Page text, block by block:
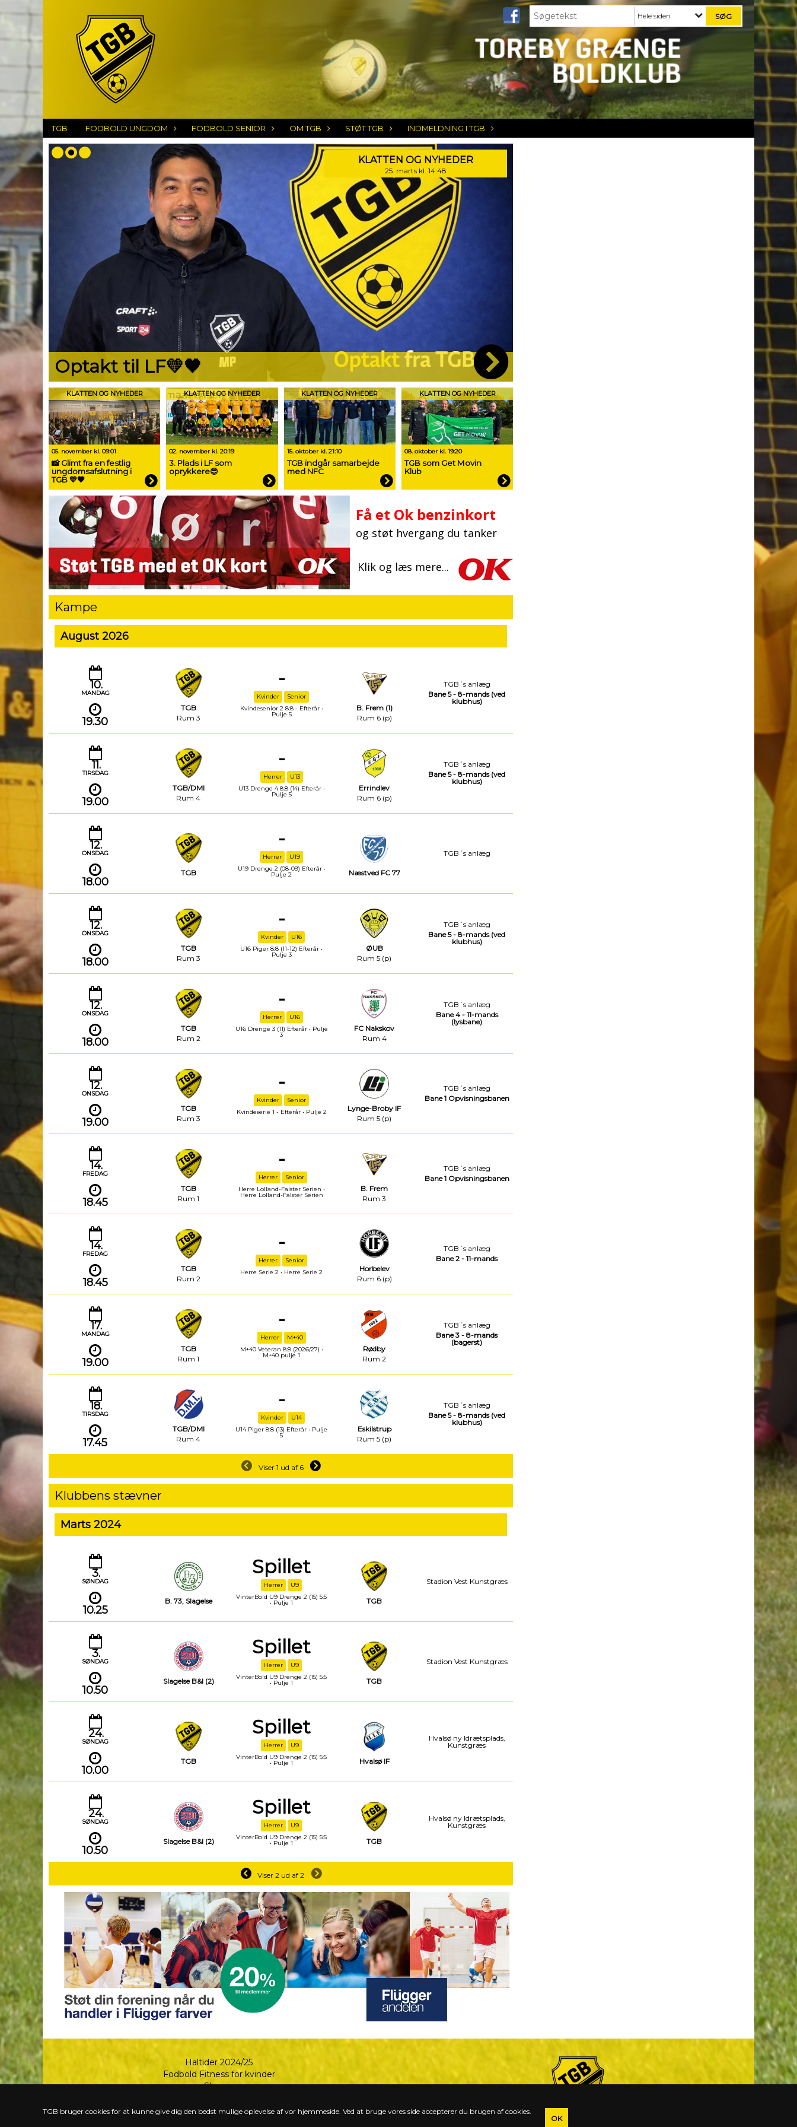
Hele siden
TGB FODBOLD UNGDOM FODBOLD SENIOR OM TGB STØT TGB INDMELDNING I TGB
KLATTEN OG NYHEDER
25. marts kl. 14:48
Optakt til LF💛🖤 Mindeord over Kurt Nielsen
KLATTEN OG NYHEDER
05. november kl. 09:01
📸 Glimt fra en festlig
ungdomsafslutning i
TGB 💛🖤
KLATTEN OG NYHEDER
02. november kl. 20:19
3. Plads i LF som
oprykkere😎
KLATTEN OG NYHEDER
15. oktober kl. 21:10
TGB indgår samarbejde
med NFC
KLATTEN OG NYHEDER
08. oktober kl. 19:20
TGB som Get Movin
Klub
Kampe
August 2026
10.
MANDAG
19.30
TGB
Rum 3
-
Kvinder
Senior
Kvindesenior 2 8:8 - Efterår •
Pulje 5
B. Frem (1)
Rum 6 (p)
TGB´s anlæg
Bane 5 - 8-mands (ved
klubhus)
11.
TIRSDAG
19.00
TGB/DMI
Rum 4
-
Herrer
U13
U13 Drenge 4 8:8 (14) Efterår •
Pulje 5
Errindlev
Rum 6 (p)
TGB´s anlæg
Bane 5 - 8-mands (ved
klubhus)
12.
ONSDAG
18.00
TGB
-
Herrer
U19
U19 Drenge 2 (08-09) Efterår •
Pulje 2 Næstved FC 77
TGB´s anlæg
12.
ONSDAG
18.00
TGB
Rum 3
-
Kvinder
U16
U16 Piger 8:8 (11-12) Efterår •
Pulje 3
ØUB
Rum 5 (p)
TGB´s anlæg
Bane 5 - 8-mands (ved
klubhus)
12.
ONSDAG
18.00
TGB
Rum 2
-
Herrer
U16
U16 Drenge 3 (11) Efterår • Pulje
3
FC Nakskov
Rum 4
TGB´s anlæg
Bane 4 - 11-mands
(lysbane)
12.
ONSDAG
19.00
TGB
Rum 3
-
Kvinder
Senior
Kvindeserie 1 - Efterår • Pulje 2
Lynge-Broby IF
Rum 5 (p)
TGB´s anlæg
Bane 1 Opvisningsbanen
14.
FREDAG
18.45
TGB
Rum 1
-
Herrer
Senior
Herre Lolland-Falster Serien •
Herre Lolland-Falster Serien
B. Frem
Rum 3
TGB´s anlæg
Bane 1 Opvisningsbanen
14.
FREDAG
18.45
TGB
Rum 2
-
Herrer
Senior
Herre Serie 2 • Herre Serie 2
Horbelev
Rum 6 (p)
TGB´s anlæg
Bane 2 - 11-mands
17.
MANDAG
19.00
TGB
Rum 1
-
Herrer
M+40
M+40 Veteran 8:8 (2026/27) •
M+40 pulje 1
Rødby
Rum 2
TGB´s anlæg
Bane 3 - 8-mands
(bagerst)
18.
TIRSDAG
17.45
TGB/DMI
Rum 4
-
Kvinder
U14
U14 Piger 8:8 (13) Efterår • Pulje
5
Eskilstrup
Rum 5 (p)
TGB´s anlæg
Bane 5 - 8-mands (ved
klubhus)
Viser 1 ud af 6
Klubbens stævner
Marts 2024
3.
SØNDAG
10.25
B. 73, Slagelse
Spillet
Herrer
U9
VinterBold U9 Drenge 2 (15) 5:5
• Pulje 1 TGB
Stadion Vest Kunstgræs
3.
SØNDAG
10.50
Slagelse B&I (2)
Spillet
Herrer
U9
VinterBold U9 Drenge 2 (15) 5:5
• Pulje 1 TGB
Stadion Vest Kunstgræs
24.
SØNDAG
10.00
TGB
Spillet
Herrer
U9
VinterBold U9 Drenge 2 (15) 5:5
• Pulje 1 Hvalsø IF
Hvalsø ny Idrætsplads,
Kunstgræs
24.
SØNDAG
10.50
Slagelse B&I (2)
Spillet
Herrer
U9
VinterBold U9 Drenge 2 (15) 5:5
• Pulje 1 TGB
Hvalsø ny Idrætsplads,
Kunstgræs
Viser 2 ud af 2
Haltider 2024/25
Fodbold Fitness for kvinder
Skærm
TGB bruger cookies for at kunne give dig den bedst mulige oplevelse af vor hjemmeside. Ved at bruge vores side accepterer du brugen af cookies.